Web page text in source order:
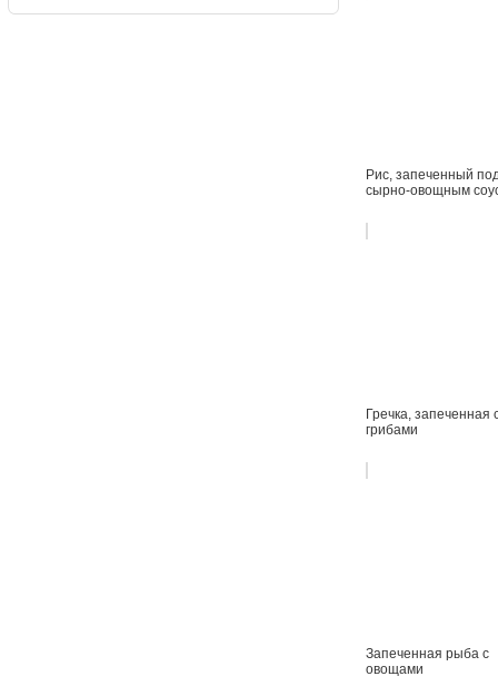
Рис, запеченный
сырно-овощным
Гречка, запеченная
грибами
Запеченная рыба с
овощами